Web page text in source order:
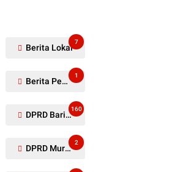
Berita Lokal
7
Berita Pemkab Murung Raya
1
DPRD Barito Utara
160
DPRD Murung Raya
2